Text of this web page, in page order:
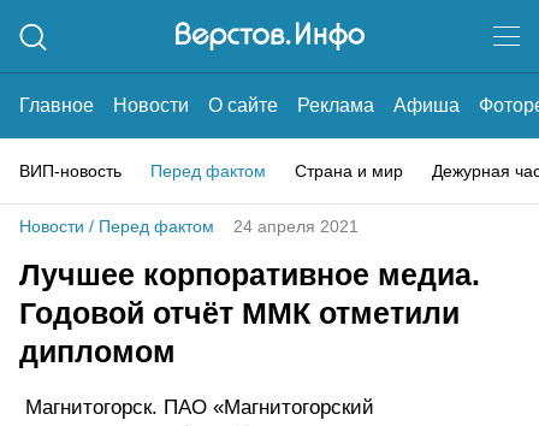
Главное Новости О сайте Реклама Афиша
ВИП-новость Перед фактом Страна и мир Дежурная
Новости / Перед фактом 24 апреля 2021
Лучшее корпоративное медиа.
Годовой отчёт ММК отметили
дипломом
Магнитогорск. ПАО «Магнитогорский